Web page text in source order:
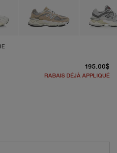
195.00$
RABAIS DÉJÀ APPLIQUÉ